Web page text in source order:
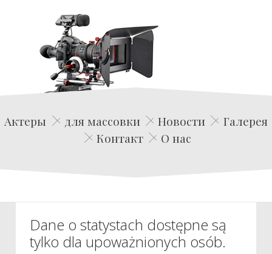
Edwin Film Agencja Aktorska
Актеры для массовки Новости
Галерея
Контакт
О нас
Dane o statystach dostępne są
tylko dla upoważnionych osób.